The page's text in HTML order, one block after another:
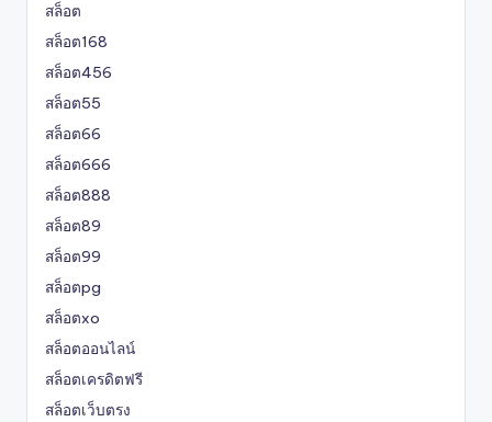
สล็อต
สล็อต168
สล็อต456
สล็อต55
สล็อต66
สล็อต666
สล็อต888
สล็อต89
สล็อต99
สล็อตpg
สล็อตxo
สล็อตออนไลน์
สล็อตเครดิตฟรี
สล็อตเว็บตรง